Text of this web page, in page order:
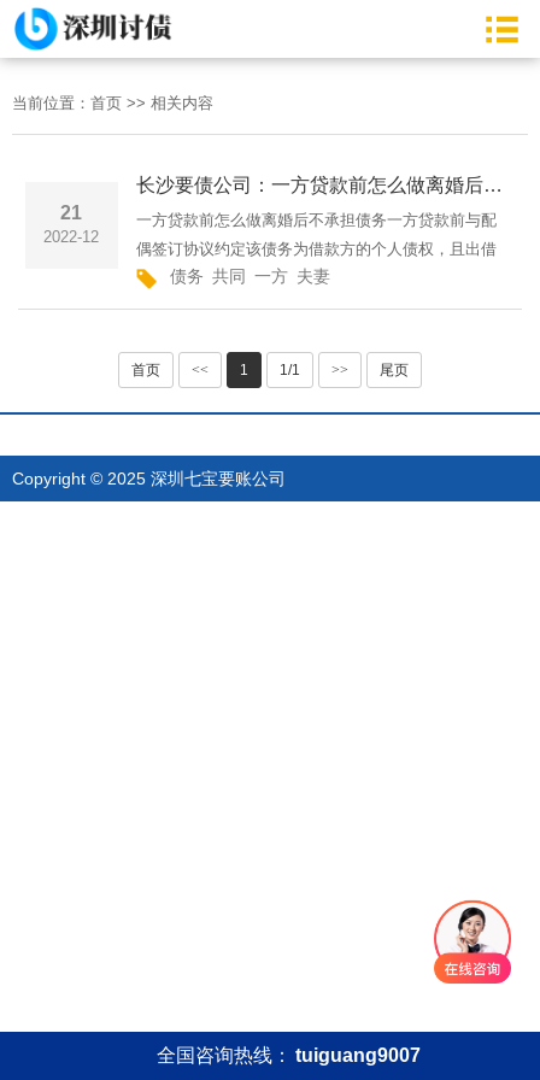
当前位置： 首页 >> 相关内容
21
2022-12
长沙要债公司：一方贷款前怎么做离婚后不承担债务
一方贷款前怎么做离婚后不承担债务一方贷款前与配
偶签订协议约定该债务为借款方的个人债权，且出借
方知道该约定，该笔贷款也没有用于夫妻共同生活
的，离婚时另一方可以不承担该债务。关于一方贷款
债务 共同 一方 夫妻
首页 << 1 1/1 >> 尾页
Copyright © 2025 深圳七宝要账公司
全国咨询热线： tuiguang9007